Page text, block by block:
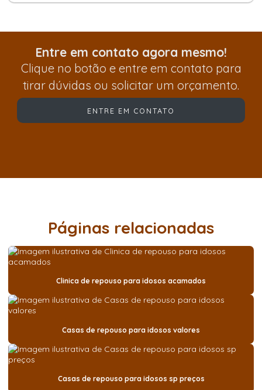
Entre em contato agora mesmo!
Clique no botão e entre em contato para
tirar dúvidas ou solicitar um orçamento.
ENTRE EM CONTATO
Páginas relacionadas
Clinica de repouso para idosos acamados
Casas de repouso para idosos valores
Casas de repouso para idosos sp preços